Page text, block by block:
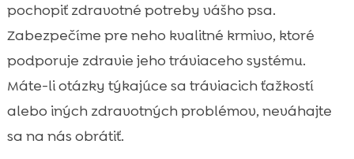
pochopiť zdravotné potreby vášho psa.
Zabezpečíme pre neho kvalitné krmivo, ktoré
podporuje zdravie jeho tráviaceho systému.
Máte-li otázky týkajúce sa tráviacich ťažkostí
alebo iných zdravotných problémov, neváhajte
sa na nás obrátiť.